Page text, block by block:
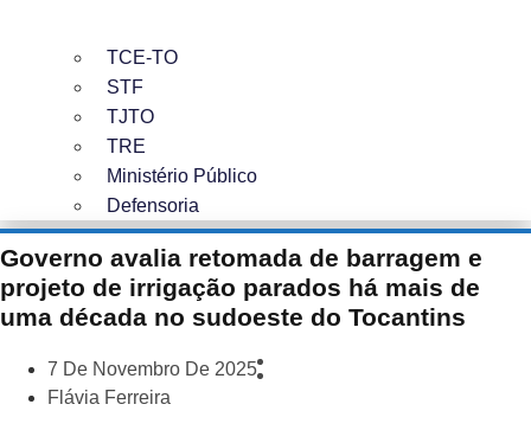
TCE-TO
STF
TJTO
TRE
Ministério Público
Defensoria
Governo avalia retomada de barragem e
projeto de irrigação parados há mais de
uma década no sudoeste do Tocantins
7 De Novembro De 2025
Flávia Ferreira